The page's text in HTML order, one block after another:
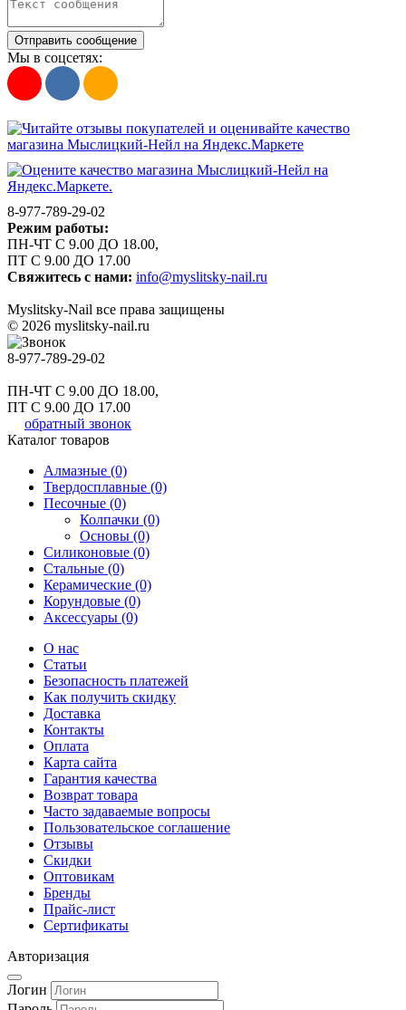
Отправить сообщение
Мы в соцсетях:
8-977-789-29-02
Режим работы:
ПН-ЧТ С 9.00 ДО 18.00,
ПТ С 9.00 ДО 17.00
Свяжитесь с нами: info@myslitsky-nail.ru
Myslitsky-Nail все права защищены
© 2026 myslitsky-nail.ru
8-977-789-29-02
ПН-ЧТ С 9.00 ДО 18.00,
ПТ С 9.00 ДО 17.00
обратный звонок
Каталог товаров
Алмазные (0)
Твердосплавные (0)
Песочные (0)
Колпачки (0)
Основы (0)
Силиконовые (0)
Стальные (0)
Керамические (0)
Корундовые (0)
Аксессуары (0)
О нас
Статьи
Безопасность платежей
Как получить скидку
Доставка
Контакты
Оплата
Карта сайта
Гарантия качества
Возврат товара
Часто задаваемые вопросы
Пользовательское соглашение
Отзывы
Скидки
Оптовикам
Бренды
Прайс-лист
Сертификаты
Авторизация
Логин